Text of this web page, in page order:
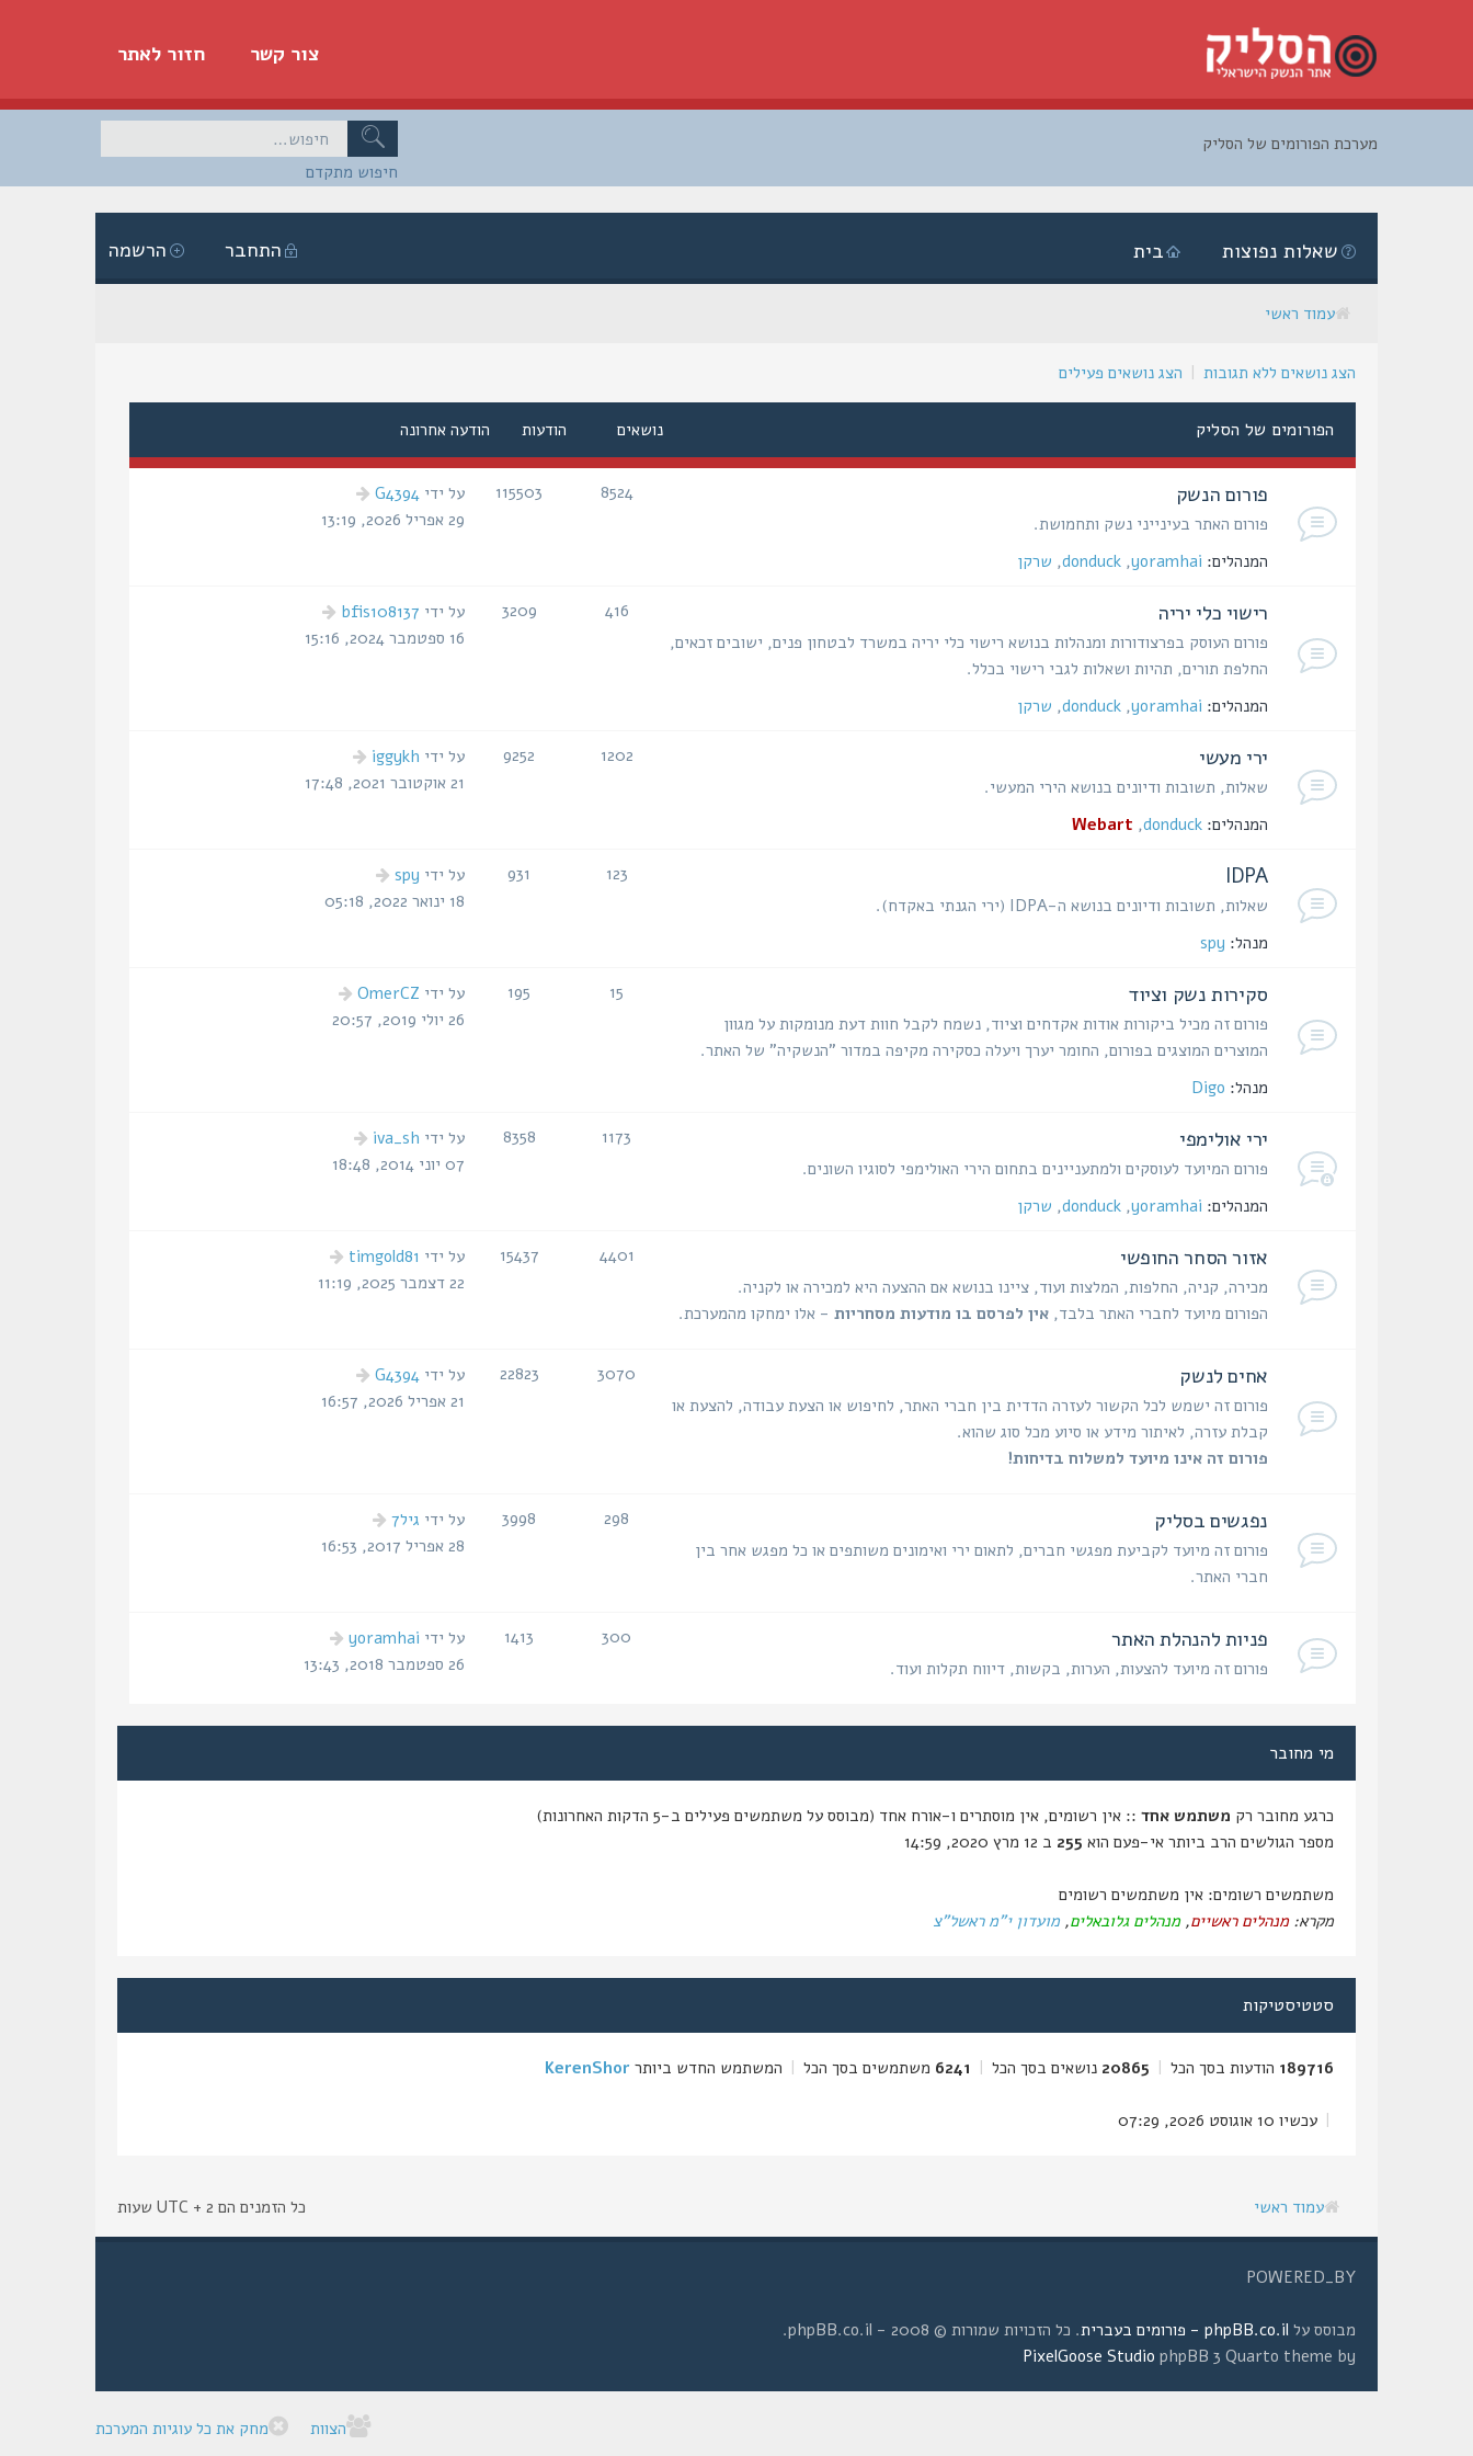
חזור לאתר צור קשר
חיפוש מתקדם
מערכת הפורומים של הסליק
הרשמה התחבר בית שאלות נפוצות
עמוד ראשי
הצג נושאים ללא תגובות | הצג נושאים פעילים
הפורומים של הסליק נושאים הודעות הודעה אחרונה
פורום הנשק
פורום האתר בעינייני נשק ותחמושת.
המנהלים: yoramhai
,
donduck
, שרקן
8524
115503
הודעה
אחרונה
על ידיG4394
29 אפריל 2026, 13:19
רישוי כלי יריה
פורום העוסק בפרצודורות ומנהלות בנושא רישוי כלי יריה במשרד לבטחון פנים, ישובים זכאים,
החלפת תורים, תהיות ושאלות לגבי רישוי בכלל.
המנהלים: yoramhai
,
donduck
, שרקן
416
3209
הודעה
אחרונה
על ידי bfis108137
16 ספטמבר 2024, 15:16
ירי מעשי
שאלות, תשובות ודיונים בנושא הירי המעשי.
המנהלים: donduck
,
Webart
1202
9252
הודעה
אחרונה
על ידי iggykh
21 אוקטובר 2021, 17:48
IDPA
שאלות, תשובות ודיונים בנושא ה-IDPA (ירי הגנתי באקדח).
מנהל: spy
123
931
הודעה
אחרונה
על ידי spy
18 ינואר 2022, 05:18
סקירות נשק וציוד
פורום זה מכיל ביקורות אודות אקדחים וציוד, נשמח לקבל חוות דעת מנומקות על מגוון
המוצרים המוצגים בפורום, החומר יערך ויעלה כסקירה מקיפה במדור "הנשקיה" של האתר.
מנהל: Digo
15
195
הודעה
אחרונה
על ידי OmerCZ
26 יולי 2019, 20:57
ירי אולימפי
פורום המיועד לעוסקים ולמתעניינים בתחום הירי האולימפי לסוגיו השונים.
המנהלים: yoramhai
,
donduck
, שרקן
1173
8358
הודעה
אחרונה
על ידי iva_sh
07 יוני 2014, 18:48
אזור הסחר החופשי
מכירה, קניה, החלפות, המלצות ועוד, ציינו בנושא אם ההצעה היא למכירה או לקניה.
הפורום מיועד לחברי האתר בלבד, אין לפרסם בו מודעות מסחריות - אלו ימחקו מהמערכת.
4401
15437
הודעה
אחרונה
על ידי timgold81
22 דצמבר 2025, 11:19
אחים לנשק
פורום זה ישמש לכל הקשור לעזרה הדדית בין חברי האתר, לחיפוש או הצעת עבודה, להצעת או
קבלת עזרה, לאיתור מידע או סיוע מכל סוג שהוא.
פורום זה אינו מיועד למשלוח בדיחות!
3070
22823
הודעה
אחרונה
על ידיG4394
21 אפריל 2026, 16:57
נפגשים בסליק
פורום זה מיועד לקביעת מפגשי חברים, לתאום ירי ואימונים משותפים או כל מפגש אחר בין
חברי האתר.
298
3998
הודעה
אחרונה
על ידי גיל7
28 אפריל 2017, 16:53
פניות להנהלת האתר
פורום זה מיועד להצעות, הערות, בקשות, דיווח תקלות ועוד.
300
1413
הודעה
אחרונה
על ידי yoramhai
26 ספטמבר 2018, 13:43
מי מחובר
כרגע מחובר רק משתמש אחד :: אין רשומים, אין מוסתרים ו-אורח אחד (מבוסס על משתמשים פעילים ב-5 הדקות האחרונות)
מספר הגולשים הרב ביותר אי-פעם הוא 255 ב 12 מרץ 2020, 14:59
משתמשים רשומים: אין משתמשים רשומים
מקרא:מנהלים ראשיים,מנהלים גלובאלים, מועדון י"מ ראשל"צ
סטטיסטיקות
189716 הודעות בסך הכל |
20865 נושאים בסך הכל |
6241 משתמשים בסך הכל | המשתמש החדש ביותר KerenShor
| עכשיו 10 אוגוסט 2026, 07:29
עמוד ראשי כל הזמנים הם UTC + 2 שעות
POWERED_BY
מבוסס על phpBB.co.il - פורומים בעברית
. כל הזכויות שמורות © 2008 - phpBB.co.il.
phpBB 3 Quarto theme by
PixelGoose Studio
הצוות מחק את כל עוגיות המערכת